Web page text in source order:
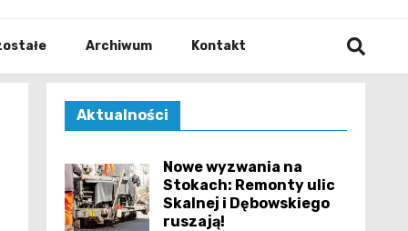
Archiwum Kontakt
Aktualności
Nowe wyzwania na
Stokach: Remonty ulic
Skalnej i Dębowskiego
ruszają!